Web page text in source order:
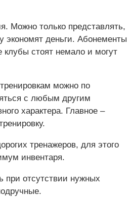
Можно только представлять,
экономят деньги. Абонементы
стоят немало и могут
можно по
с любым другим
характера. Главное –
тренажеров, для этого
инвентаря.
при отсутствии нужных